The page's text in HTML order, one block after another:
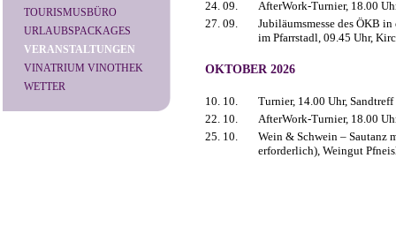
TOURISMUSBÜRO
URLAUBSPACKAGES
VERANSTALTUNGEN
VINATRIUM VINOTHEK
WETTER
24. 09.
AfterWork-Turnier, 18.00
27. 09.
Jubiläumsmesse des ÖKB
im Pfarrstadl, 09.45 Uhr,
OKTOBER 2026
10. 10.
Turnier, 14.00 Uhr, Sandtreff
22. 10.
AfterWork-Turnier, 18.00
25. 10.
Wein & Schwein – Sautanz
erforderlich), Weingut